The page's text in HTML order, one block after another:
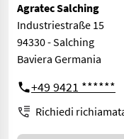
Agratec Salching
Industriestraße 15
94330 - Salching
Baviera Germania
+49 9421 ******
Richiedi